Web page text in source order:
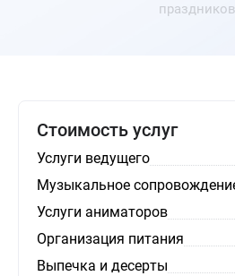
Стоимость услуг
Услуги ведущего
Музыкальное
Услуги аниматоров
Организация питания
Выпечка и десерты